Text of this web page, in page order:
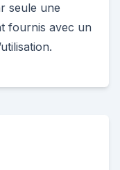
seule une
fournis avec un